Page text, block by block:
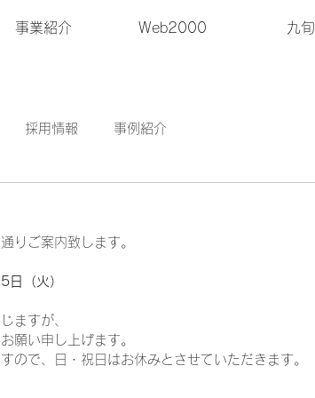
事業紹介 Web2000 九旬
採用情報 事例紹介
りご案内致します。
（火）
ますが、
願い申し上げます。
ので、日・祝日はお休みとさせていただきます。